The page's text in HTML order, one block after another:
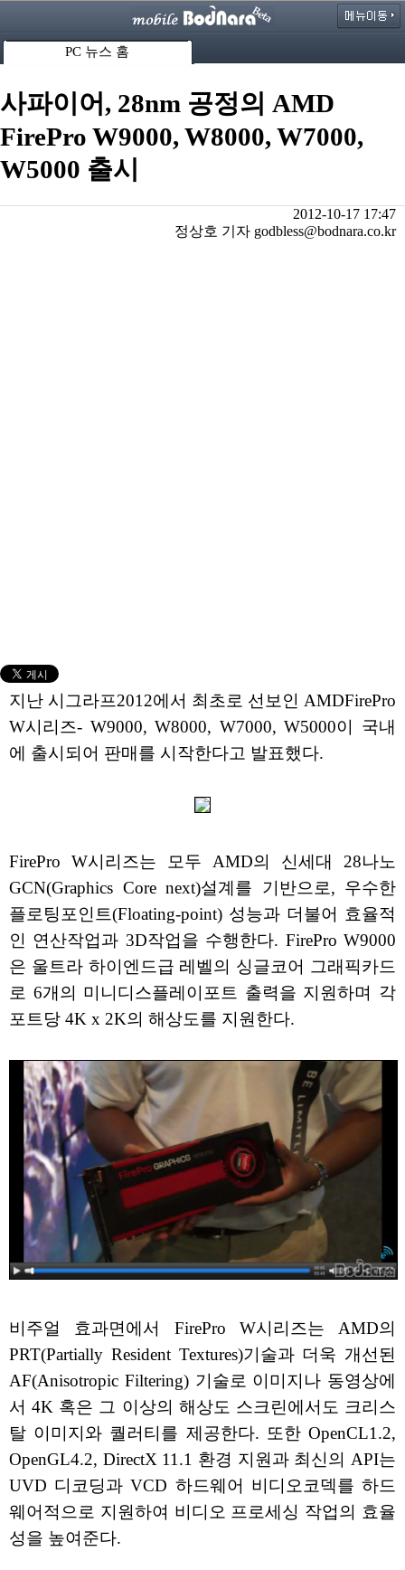
PC 뉴스 홈
사파이어, 28nm 공정의 AMD
FirePro W9000, W8000, W7000,
W5000 출시
2012-10-17 17:47
정상호 기자 godbless@bodnara.co.kr
지난 시그라프2012에서 최초로 선보인 AMDFirePro
W시리즈- W9000, W8000, W7000, W5000이 국내
에 출시되어 판매를 시작한다고 발표했다.
FirePro W시리즈는 모두 AMD의 신세대 28나노
GCN(Graphics Core next)설계를 기반으로, 우수한
플로팅포인트(Floating-point) 성능과 더불어 효율적
인 연산작업과 3D작업을 수행한다. FirePro W9000
은 울트라 하이엔드급 레벨의 싱글코어 그래픽카드
로 6개의 미니디스플레이포트 출력을 지원하며 각
포트당 4K x 2K의 해상도를 지원한다.
비주얼 효과면에서 FirePro W시리즈는 AMD의
PRT(Partially Resident Textures)기술과 더욱 개선된
AF(Anisotropic Filtering) 기술로 이미지나 동영상에
서 4K 혹은 그 이상의 해상도 스크린에서도 크리스
탈 이미지와 퀄러티를 제공한다. 또한 OpenCL1.2,
OpenGL4.2, DirectX 11.1 환경 지원과 최신의 API는
UVD 디코딩과 VCD 하드웨어 비디오코덱를 하드
웨어적으로 지원하여 비디오 프로세싱 작업의 효율
성을 높여준다.